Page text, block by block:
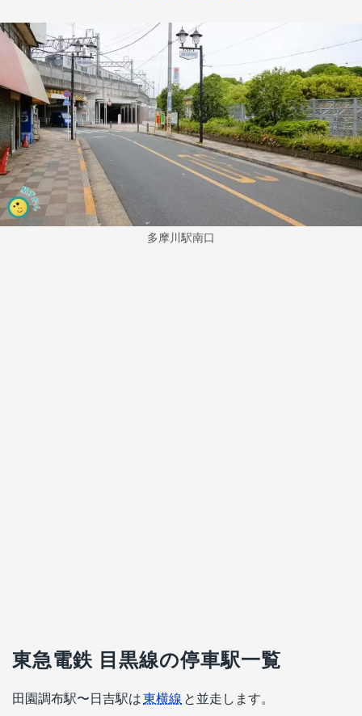
多摩川駅南口
東急電鉄 目黒線の停車駅一覧
田園調布駅〜日吉駅は東横線 と並走します。